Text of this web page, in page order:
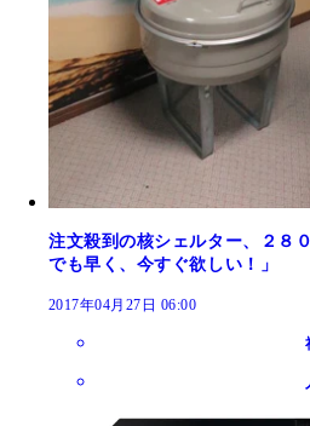
注文殺到の核シェルター、２８
でも早く、今すぐ欲しい！」
2017年04月27日 06:00